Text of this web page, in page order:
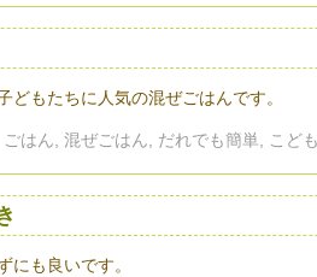
どもたちに人気の混ぜごはんです。
ごはん, 混ぜごはん, だれでも簡単, こど
にも良いです。